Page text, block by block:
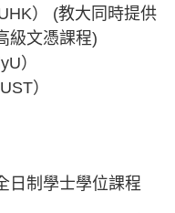
） (教大同時提供
級文憑課程)
）
）
日制學士學位課程